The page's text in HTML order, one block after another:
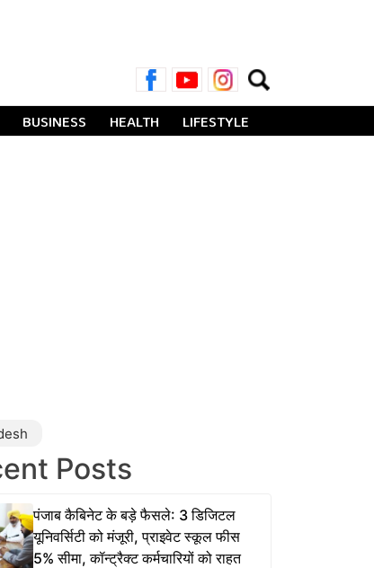
Search
for:
BUSINESS HEALTH LIFESTYLE
Posts
पंजाब कैबिनेट के बड़े फैसले: 3 डिजिटल
यूनिवर्सिटी को मंजूरी, प्राइवेट स्कूल फीस
5% सीमा, कॉन्ट्रैक्ट कर्मचारियों को राहत